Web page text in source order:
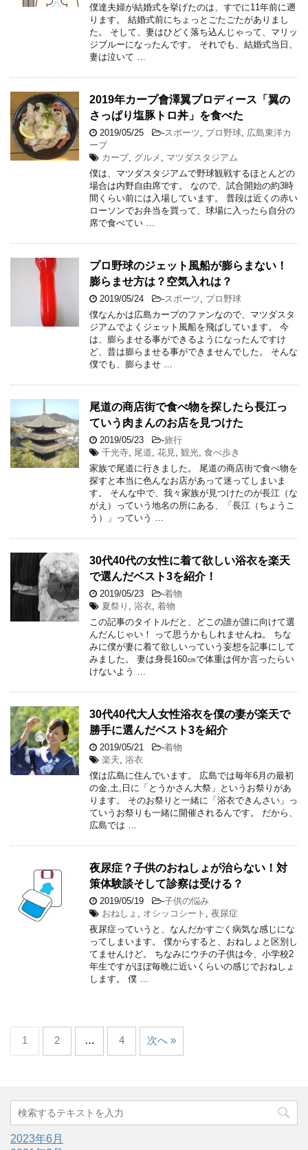
僕達夫婦が結婚式を挙げたのは、すでに11年前に遡
ります。 結婚式前にちょっとごたごたがありまし
た。 そして、妻はひどく落ち込んじゃって、マリッ
ジブルーになったんです。 それでも、結婚式当日、
妻は泣いて …
2019年カープ會澤翼プロディース「翼の
さっぱり塩豚トロ丼」を食べた
2019/05/25 -スポーツ プロ野球 広島東洋カ
ープ
カープ, グルメ
マツダスタジアム
僕は、マツダスタジアムで野球観戦するほとんどの
場合は内野自由席です。 なので、試合開始の約3時
間くらい前には入場しています。 普段は近くの赤い
ローソンでお弁当を買って、球場に入ったら自分の
席で食べてい …
プロ野球のジェット風船が膨らまない！
膨らませ方は？空気入れは？
2019/05/24 -スポーツ
プロ野球
僕なんかは広島カープのファンなので、マツダスタ
ジアムでよくジェット風船を飛ばしています。 今
は、膨らませる事ができるようになったんですけ
ど、昔は膨らませる事ができませんでした。 そんな
僕でも、膨らませ …
尾道の商店街で食べ物を探したら長江っ
ていう肉まんのお店を見つけた
2019/05/23 -旅行
千光寺 尾道 花見 観光 食べ歩き
家族で尾道に行きました。 尾道の商店街で食べ物を
探すと本当に色んなお店があって迷ってしまいま
す。 そんな中で、我々家族が見つけたのが長江（な
がえ）っていう地名の所にある、「長江（ちょうこ
う）」っていう …
30代40代の女性に着て欲しい浴衣を楽天
で選んだベスト3を紹介！
2019/05/23 -着物
夏祭り
浴衣 着物
この記事のタイトルだと、どこの誰が誰に向けて選
んだんじゃい！ って思うかもしれませんね。 ちな
みに僕が妻に着て欲しいっていう妄想を記事にして
みました。 妻は身長160㎝で体重は何か言ったらい
けないよう …
30代40代大人女性浴衣を僕の妻が楽天で
勝手に選んだベスト3を紹介
2019/05/21 -着物
楽天 浴衣
僕は広島に住んでいます。 広島では毎年6月の最初
の金,土,日に「とうかさん大祭」というお祭りがあ
ります。 そのお祭りと一緒に「浴衣できんさい」っ
ていうお祭りも一緒に開催されるんです。 だから、
広島では …
夜尿症？子供のおねしょが治らない！対
策体験談そして診察は受ける？
2019/05/19 -子供の悩み
おねしょ
オシッコシート
夜尿症
夜尿症っていうと、なんだかすごく病気な感じにな
ってしまいます。 僕からすると、おねしょと区別し
てませんけど。 ちなみにウチの子供は今、小学校2
年生ですがほぼ毎晩に近いくらいの感じでおねしょ
します。 僕 …
1 2 … 4 次へ »
2023年6月